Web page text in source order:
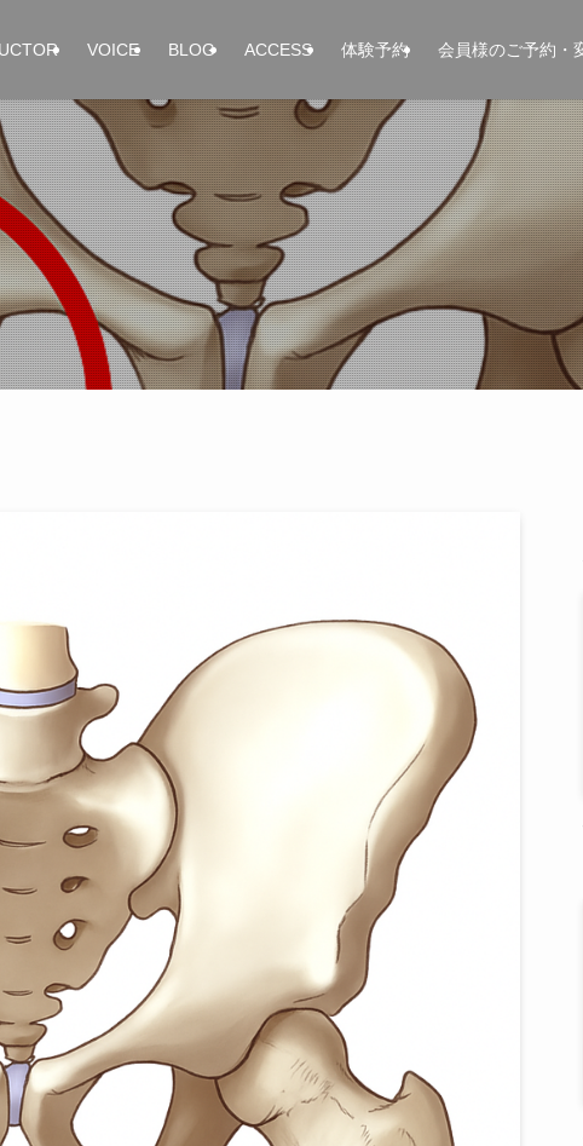
VOICE BLOG ACCESS 体験予約 会員様のご予約・